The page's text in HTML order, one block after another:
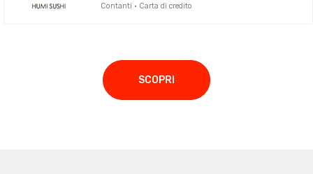
Contanti · Carta di credito
SCOPRI